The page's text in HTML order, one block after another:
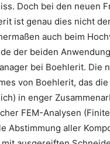
Doch bei den neuen
ist genau dies nicht
auch beim
der beiden
bei Boehlerit. Die
von Boehlerit, das
in enger
FEM-Analysen
Abstimmung aller